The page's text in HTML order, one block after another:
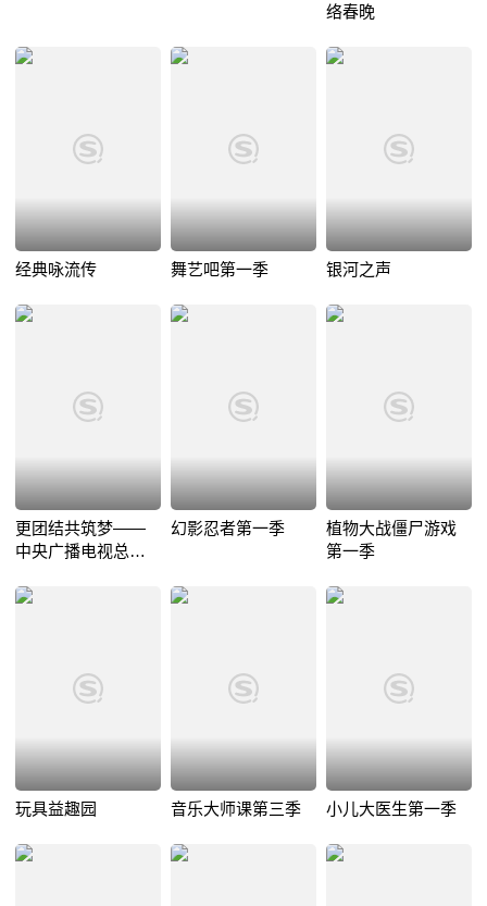
络春晚
经典咏流传 舞艺吧第一季 银河之声
更团结共筑梦——
中央广播电视总台
奥会倒计时100天音
幻影忍者第一季
植物大战僵尸游戏
第一季
玩具益趣园 音乐大师课第三季 小儿大医生第一季